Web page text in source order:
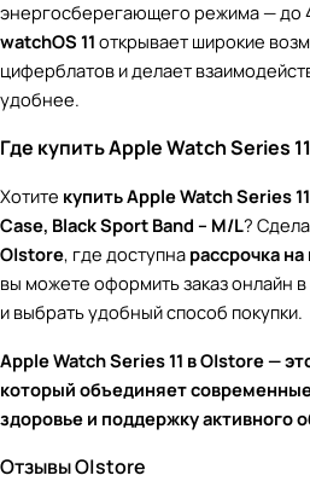
энергосберегающего режима — до
watchOS 11 открывает широкие
циферблатов и делает
удобнее.
Где купить Apple Watch Series 11
Хотите купить Apple Watch Series
Case, Black Sport Band – M/L?
O|store, где доступна рассрочка
вы можете оформить заказ онлайн
и выбрать удобный способ покупки.
Apple Watch Series 11 в O|store —
который объединяет
здоровье и поддержку активного
Отзывы O|store